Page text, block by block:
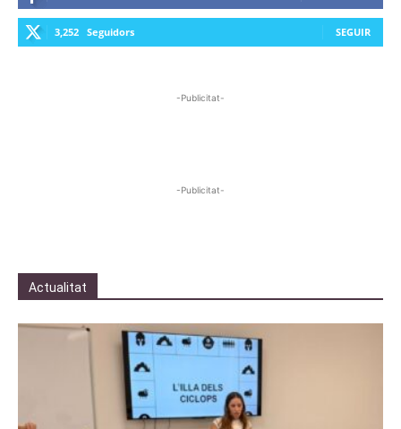
3,252 Seguidors SEGUIR
-Publicitat-
-Publicitat-
Actualitat